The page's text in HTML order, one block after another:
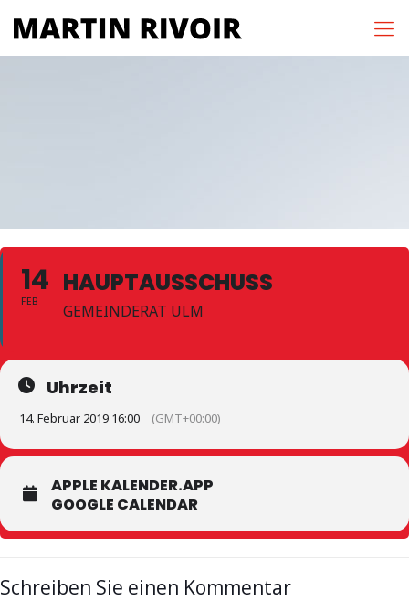
14
FEB
HAUPTAUSSCHUSS
GEMEINDERAT ULM
Uhrzeit
14. Februar 2019 16:00 (GMT+00:00)
APPLE KALENDER.APP
GOOGLE CALENDAR
Schreiben Sie einen Kommentar